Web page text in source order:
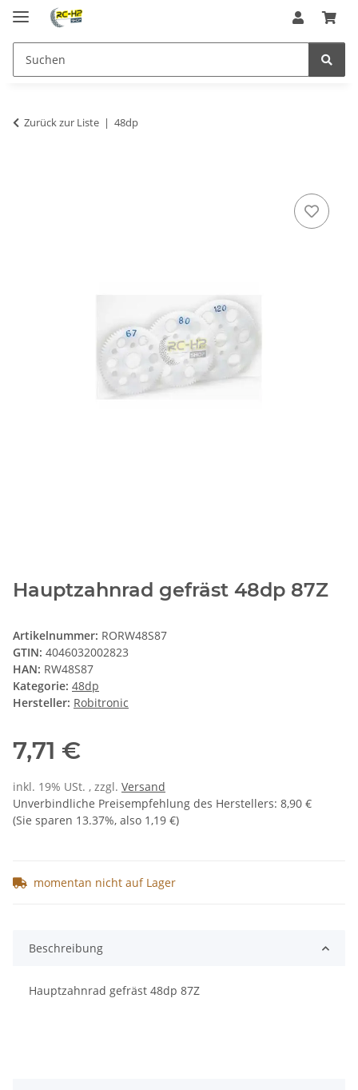
Zurück zur Liste 48dp
Hauptzahnrad gefräst 48dp 87Z
Artikelnummer: RORW48S87
GTIN: 4046032002823
HAN: RW48S87
Kategorie: 48dp
Hersteller: Robitronic
7,71 €
inkl. 19% USt. , zzgl. Versand
Unverbindliche Preisempfehlung des Herstellers: 8,90 €
(Sie sparen 13.37%, also 1,19 €)
momentan nicht auf Lager
Beschreibung
Hauptzahnrad gefräst 48dp 87Z